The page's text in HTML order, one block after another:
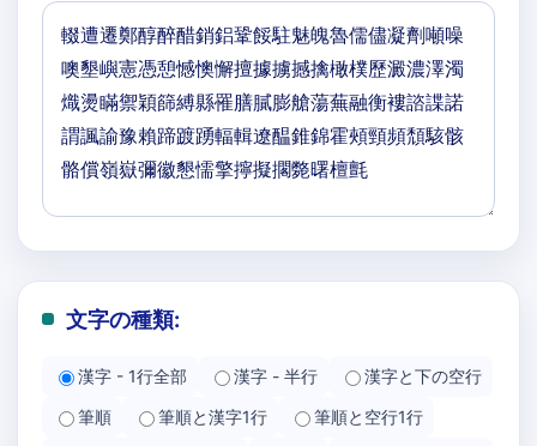
文字の種類:
漢字 - 1行全部 漢字 - 半行
漢字と下の空行
筆順
筆順と漢字1行
筆順と空行1行